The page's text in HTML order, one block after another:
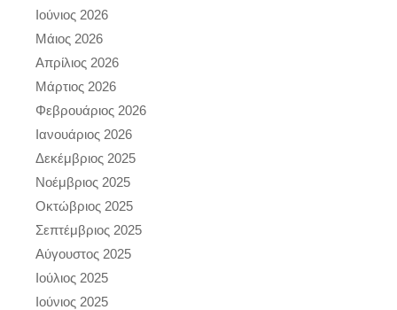
Ιούνιος 2026
Μάιος 2026
Απρίλιος 2026
Μάρτιος 2026
Φεβρουάριος 2026
Ιανουάριος 2026
Δεκέμβριος 2025
Νοέμβριος 2025
Οκτώβριος 2025
Σεπτέμβριος 2025
Αύγουστος 2025
Ιούλιος 2025
Ιούνιος 2025